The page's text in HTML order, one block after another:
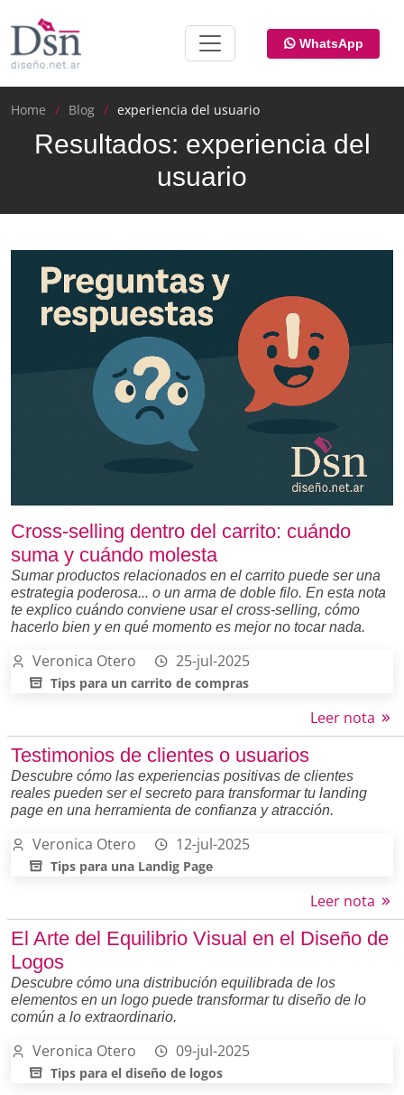
WhatsApp
Home Blog experiencia del usuario
Resultados: experiencia del
usuario
Cross-selling dentro del carrito: cuándo
suma y cuándo molesta
Sumar productos relacionados en el carrito puede ser una
estrategia poderosa... o un arma de doble filo. En esta nota
te explico cuándo conviene usar el cross-selling, cómo
hacerlo bien y en qué momento es mejor no tocar nada.
Veronica Otero 25-jul-2025
Tips para un carrito de compras
Leer nota
Testimonios de clientes o usuarios
Descubre cómo las experiencias positivas de clientes
reales pueden ser el secreto para transformar tu landing
page en una herramienta de confianza y atracción.
Veronica Otero 12-jul-2025
Tips para una Landig Page
Leer nota
El Arte del Equilibrio Visual en el Diseño de
Logos
Descubre cómo una distribución equilibrada de los
elementos en un logo puede transformar tu diseño de lo
común a lo extraordinario.
Veronica Otero 09-jul-2025
Tips para el diseño de logos